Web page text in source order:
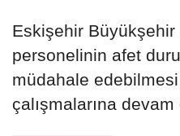
Eskişehir Büyükşehir
personelinin afet
müdahale
çalışmalarına devam